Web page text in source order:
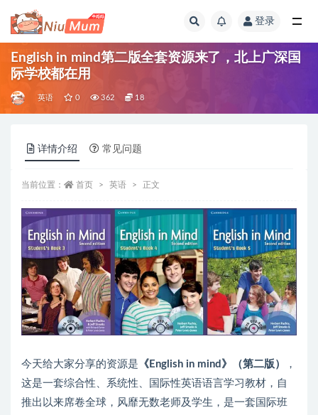
登录
English in mind第二版全套资源来了，北上广深国
际学校都在用
英语 0 362 18
详情介绍 常见问题
当前位置： 首页 英语 正文
今天给大家分享的资源是 《English in mind》（第二版）
，
这是一套综合性、系统性、国际性英语语言学习教材，自
推出以来席卷全球，风靡无数老师及学生，是一套国际班